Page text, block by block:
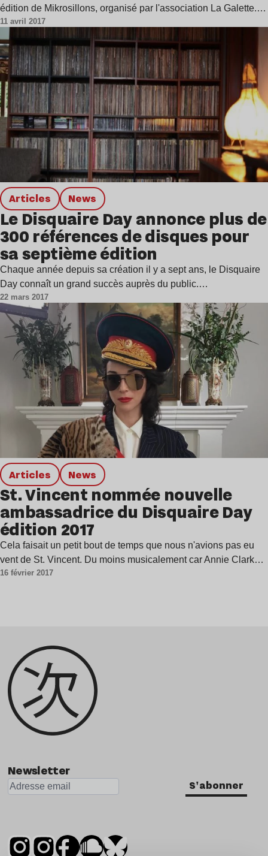
édition de Mikrosillons, organisé par l'association La Galette.…
11 avril 2017
Articles news
Le Disquaire Day annonce plus de
300 références de disques pour
sa septième édition
Chaque année depuis sa création il y a sept ans, le Disquaire
Day connaît un grand succès auprès du public.…
22 mars 2017
Articles news
St. Vincent nommée nouvelle
ambassadrice du Disquaire Day
édition 2017
Cela faisait un petit bout de temps que nous n'avions pas eu
vent de St. Vincent. Du moins musicalement car Annie Clark…
16 février 2017
Newsletter
S'abonner